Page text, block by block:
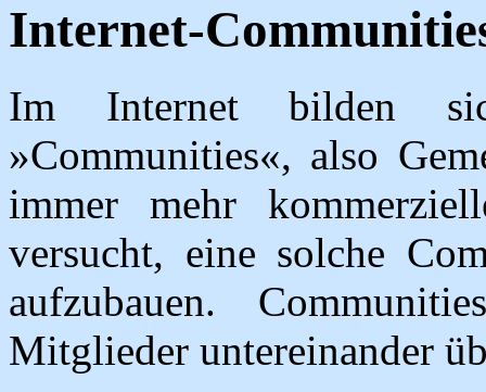
Internet-
Im Internet bilden
»Communities«, also
immer mehr
versucht, eine solche
aufzubauen.
Mitglieder untereinander